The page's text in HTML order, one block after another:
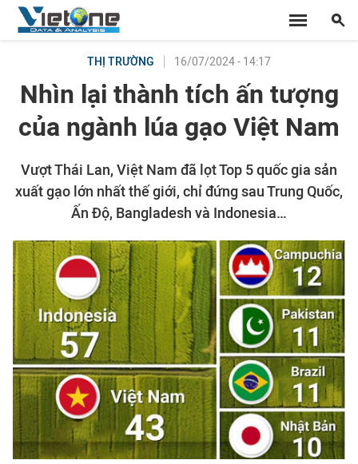
THỊ TRƯỜNG 16/07/2024 - 14:17
Nhìn lại thành tích ấn tượng
của ngành lúa gạo Việt Nam
Vượt Thái Lan, Việt Nam đã lọt Top 5 quốc gia sản
xuất gạo lớn nhất thế giới, chỉ đứng sau Trung Quốc,
Ấn Độ, Bangladesh và Indonesia…